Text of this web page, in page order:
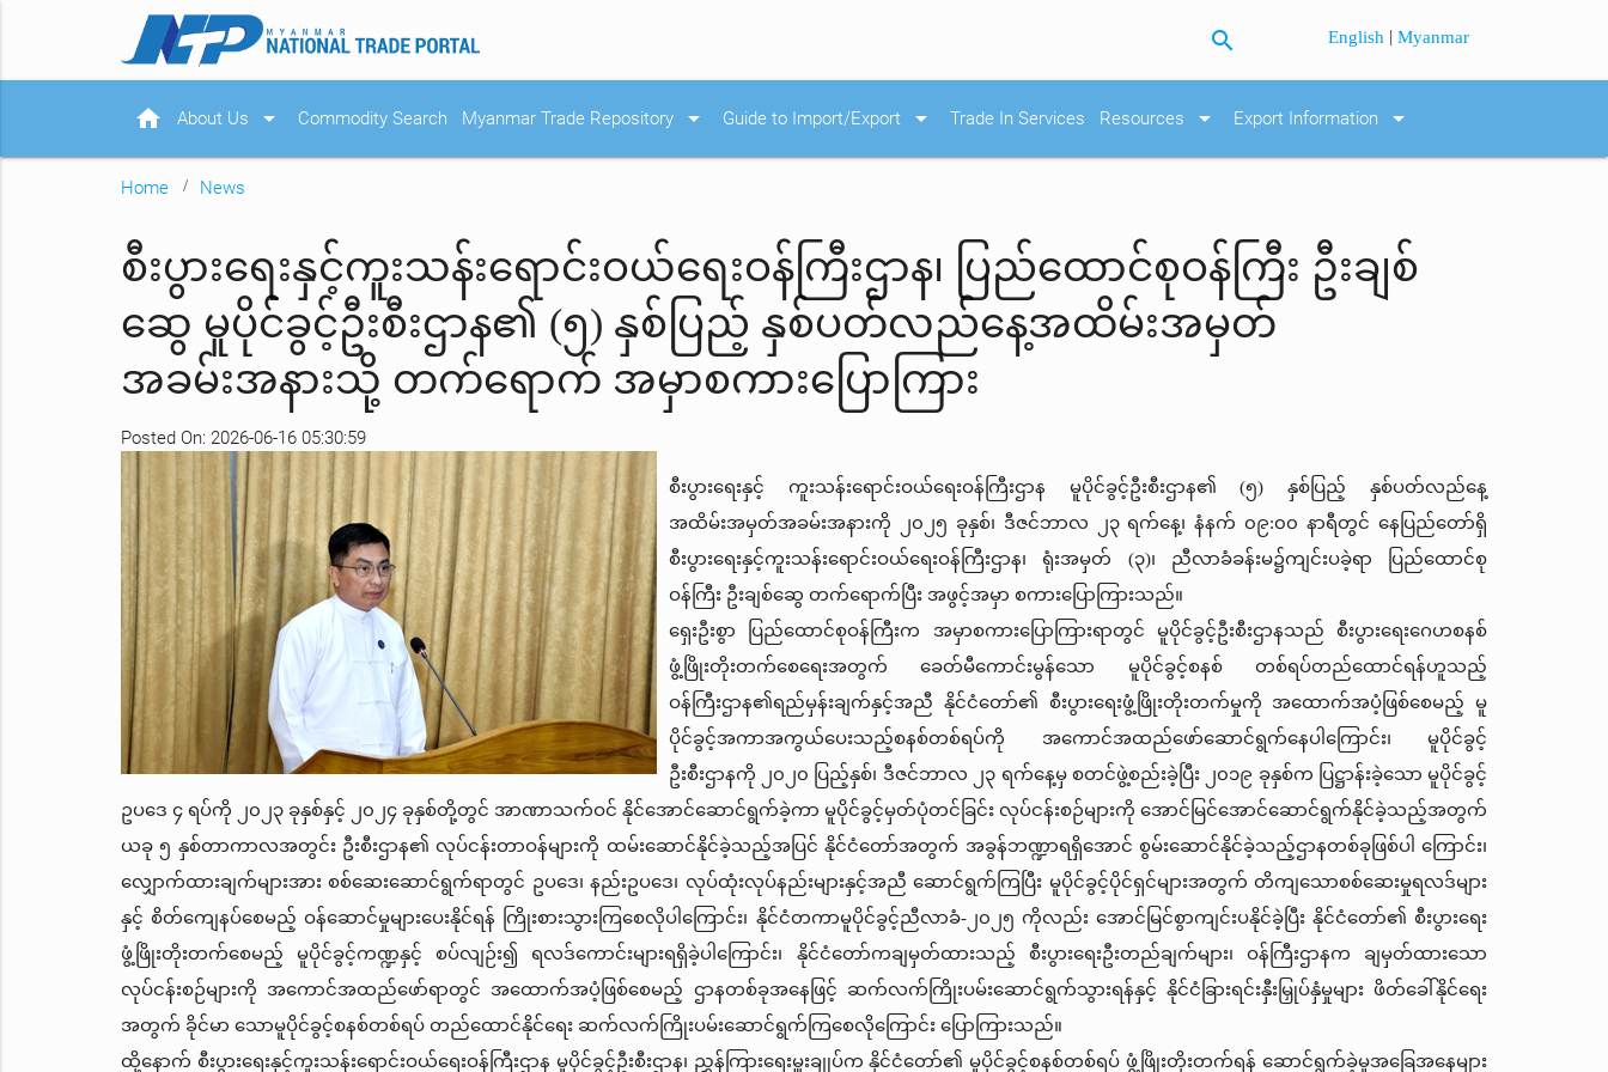
search English |Myanmar
home About Us arrow_drop_down Commodity Search Myanmar Trade Repository arrow_drop_down Guide to Import/Export arrow_drop_down Trade In Services Resources arrow_drop_down Export Information arrow_drop_down
Home News
စီးပွားရေးနှင့်ကူးသန်းရောင်းဝယ်ရေးဝန်ကြီးဌာန၊ ပြည်ထောင်စုဝန်ကြီး ဦးချစ်
ဆွေ မူပိုင်ခွင့်ဦးစီးဌာန၏ (၅) နှစ်ပြည့် နှစ်ပတ်လည်နေ့အထိမ်းအမှတ်
အခမ်းအနားသို့ တက်ရောက် အမှာစကားပြောကြား
Posted On: 2026-06-16 05:30:59
စီးပွားရေးနှင့် ကူးသန်းရောင်းဝယ်ရေးဝန်ကြီးဌာန မူပိုင်ခွင့်ဦးစီးဌာန၏ (၅)နှစ်ပြည့်
နှစ်ပတ်လည်နေ့
အထိမ်းအမှတ်အခမ်းအနားကို
၂၀၂၅ ခုနှစ်၊ ဒီဇင်ဘာလ ၂၃ ရက်နေ့၊ နံနက် ၀၉:၀၀ နာရီတွင် နေပြည်တော်ရှိ
စီးပွားရေးနှင့်ကူးသန်းရောင်းဝယ်ရေးဝန်ကြီးဌာန၊
ရုံးအမှတ် (၃)၊ ညီလာခံခန်းမ၌ကျင်းပခဲ့ရာ
ပြည်ထောင်စု
ဝန်ကြီး ဦးချစ်ဆွေ တက်ရောက်ပြီး အဖွင့်အမှာ စကားပြောကြားသည်။
ရှေးဦးစွာ
ပြည်ထောင်စုဝန်ကြီးက အမှာစကားပြောကြားရာတွင် မူပိုင်ခွင့်ဦးစီးဌာနသည်
စီးပွားရေးဂေဟစနစ်
ဖွံ့ဖြိုးတိုးတက်စေရေးအတွက်
ခေတ်မီကောင်းမွန်သော မူပိုင်ခွင့်စနစ်
တစ်ရပ်တည်ထောင်ရန်ဟူသည့်
ဝန်ကြီးဌာန၏ရည်မှန်းချက်နှင့်အညီ
နိုင်ငံတော်၏ စီးပွားရေးဖွံ့ဖြိုးတိုးတက်မှုကို အထောက်အပံ့ဖြစ်စေမည့်
မူ
ပိုင်ခွင့်အကာအကွယ်ပေးသည့်စနစ်တစ်ရပ်ကို
အကောင်အထည်ဖော်ဆောင်ရွက်နေပါကြောင်း၊
မူပိုင်ခွင့်
ဦးစီးဌာနကို
၂၀၂၀ ပြည့်နှစ်၊ ဒီဇင်ဘာလ ၂၃ ရက်နေ့မှ စတင်ဖွဲ့စည်းခဲ့ပြီး ၂၀၁၉ ခုနှစ်က ပြဋ္ဌာန်းခဲ့သော မူပိုင်ခွင့်
ဥပဒေ ၄ ရပ်ကို ၂၀၂၃ ခုနှစ်နှင့် ၂၀၂၄ ခုနှစ်တို့တွင် အာဏာသက်ဝင် နိုင်အောင်ဆောင်ရွက်ခဲ့ကာ မူပိုင်ခွင့်မှတ်ပုံတင်ခြင်း လုပ်ငန်းစဉ်များကို အောင်မြင်အောင်ဆောင်ရွက်နိုင်ခဲ့သည့်အတွက်
ယခု ၅ နှစ်တာကာလအတွင်း ဦးစီးဌာန၏ လုပ်ငန်းတာဝန်များကို ထမ်းဆောင်နိုင်ခဲ့သည့်အပြင် နိုင်ငံတော်အတွက် အခွန်ဘဏ္ဍာရရှိအောင် စွမ်းဆောင်နိုင်ခဲ့သည့်ဌာနတစ်ခုဖြစ်ပါ ‌ကြောင်း၊
လျှောက်ထားချက်များအား စစ်ဆေးဆောင်ရွက်ရာတွင် ဥပဒေ၊ နည်းဥပဒေ၊ လုပ်ထုံးလုပ်နည်းများနှင့်အညီ ဆောင်ရွက်ကြပြီး မူပိုင်ခွင့်ပိုင်ရှင်များအတွက် တိကျသောစစ်ဆေးမှုရလဒ်များ
နှင့် စိတ်ကျေနပ်စေမည့် ဝန်ဆောင်မှုများပေးနိုင်ရန် ကြိုးစားသွားကြစေလိုပါကြောင်း၊ နိုင်ငံတကာမူပိုင်ခွင့်ညီလာခံ-၂၀၂၅ ကိုလည်း အောင်မြင်စွာကျင်းပနိုင်ခဲ့ပြီး နိုင်ငံတော်၏ စီးပွားရေး
ဖွံ့ဖြိုးတိုးတက်စေမည့်
မူပိုင်ခွင့်ကဏ္ဍနှင့် စပ်လျဉ်း၍ ရလဒ်ကောင်းများရရှိခဲ့ပါကြောင်း၊ နိုင်ငံတော်ကချမှတ်ထားသည့် စီးပွားရေးဦးတည်ချက်များ၊ ဝန်ကြီးဌာနက
ချမှတ်ထားသော
လုပ်ငန်းစဉ်များကို
အကောင်အထည်ဖော်ရာတွင် အထောက်အပံ့ဖြစ်စေမည့် ဌာနတစ်ခုအနေဖြင့် ဆက်လက်ကြိုးပမ်းဆောင်ရွက်သွားရန်နှင့် နိုင်ငံခြားရင်းနှီးမြှုပ်နှံမှုများ ဖိတ်ခေါ်နိုင်ရေး
အတွက် ခိုင်မာ သောမူပိုင်ခွင့်စနစ်တစ်ရပ် တည်ထောင်နိုင်ရေး ဆက်လက်ကြိုးပမ်းဆောင်ရွက်ကြစေလိုကြောင်း ပြောကြားသည်။
ထို့နောက် စီးပွားရေးနှင့်ကူးသန်းရောင်းဝယ်ရေးဝန်ကြီးဌာန မူပိုင်ခွင့်ဦးစီးဌာန၊ ညွှန်ကြားရေးမှူးချုပ်က နိုင်ငံတော်၏ မူပိုင်ခွင့်စနစ်တစ်ရပ် ဖွံ့ဖြိုးတိုးတက်ရန် ဆောင်ရွက်ခဲ့မှုအခြေအနေများ